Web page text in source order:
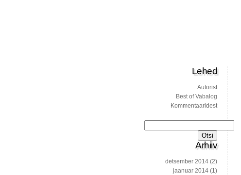
Lehed
Autorist
Best of Vabalog
Kommentaaridest
Arhiiv
detsember 2014 (2)
jaanuar 2014 (1)